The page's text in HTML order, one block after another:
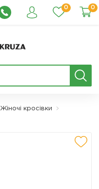
0 0
Жіночі кросівки